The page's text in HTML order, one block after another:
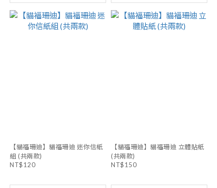
【貓福珊迪】貓福珊迪 迷你信紙
組 (共兩款)
NT$120
【貓福珊迪】貓福珊迪 立體貼紙
(共兩款)
NT$150